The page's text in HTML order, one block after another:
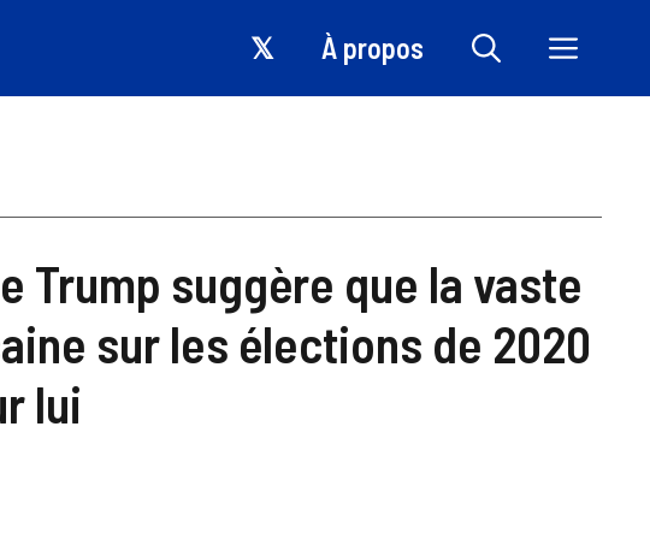
𝕏 À propos
Trump suggère que la vaste
sur les élections de 2020
lui